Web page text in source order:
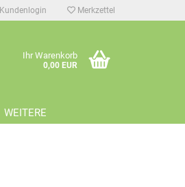
Kundenlogin Merkzettel
Ihr Warenkorb
0,00 EUR
WEITERE